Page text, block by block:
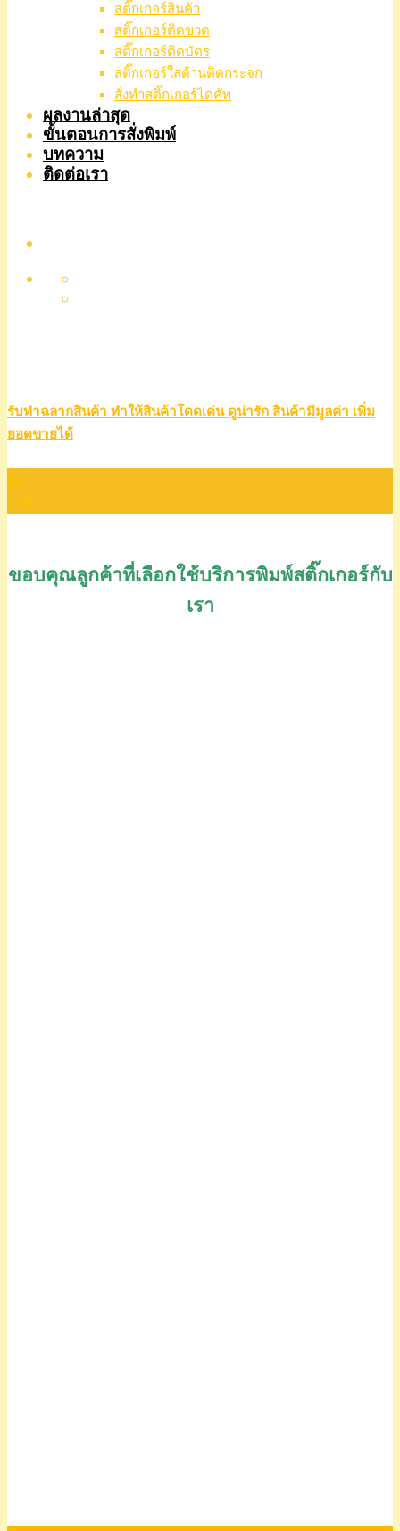
สติ๊กเกอร์สินค้า
สติ๊กเกอร์ติดขวด
สติ๊กเกอร์ติดบัตร
สติ๊กเกอร์ใสด้านติดกระจก
สั่งทําสติ๊กเกอร์ไดคัท
ผลงานล่าสุด
ขั้นตอนการสั่งพิมพ์
บทความ
ติดต่อเรา
รับทำฉลากสินค้า ทำให้สินค้าโดดเด่น ดูน่ารัก สินค้ามีมูลค่า เพิ่ม
ยอดขายได้
27
ม.ค.
ขอบคุณลูกค้าที่เลือกใช้บริการพิมพ์สติ๊กเกอร์กับ
เรา